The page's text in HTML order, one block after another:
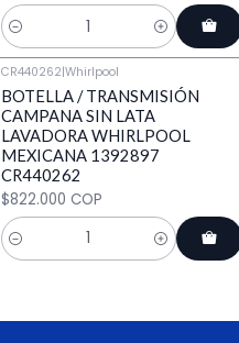
Cantidad
CR440262|Whirlpool
BOTELLA / TRANSMISIÓN
CAMPANA SIN LATA
LAVADORA WHIRLPOOL
MEXICANA 1392897
CR440262
$822.000 COP
Cantidad